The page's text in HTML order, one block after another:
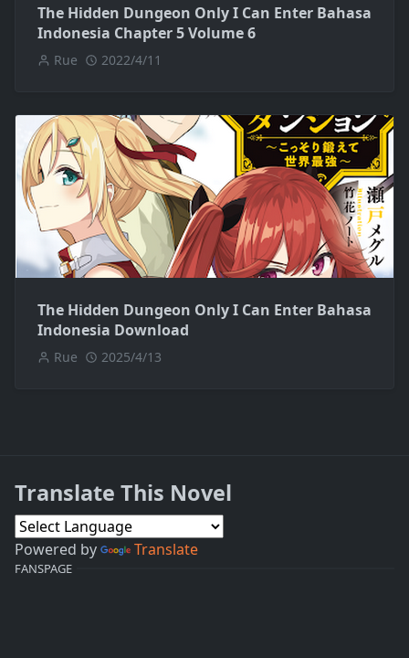
The Hidden Dungeon Only I Can Enter Bahasa
Indonesia Chapter 5 Volume 6
Rue 2022/4/11
The Hidden Dungeon Only I Can Enter Bahasa
Indonesia Download
Rue 2025/4/13
Translate This Novel
Powered by Translate
FANSPAGE